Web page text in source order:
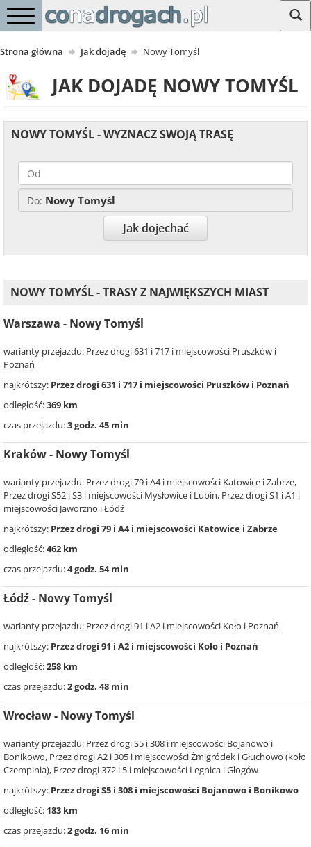
Strona główna Jak dojadę Nowy Tomyśl
JAK DOJADĘ NOWY TOMYŚL
NOWY TOMYŚL - WYZNACZ SWOJĄ TRASĘ
Do: Nowy Tomyśl
Jak dojechać
NOWY TOMYŚL - TRASY Z NAJWIĘKSZYCH MIAST
Warszawa - Nowy Tomyśl
warianty przejazdu: Przez drogi 631 i 717 i miejscowości Pruszków i
Poznań
najkrótszy: Przez drogi 631 i 717 i miejscowości Pruszków i Poznań
odległość:369 km
czas przejazdu:3 godz. 45 min
Kraków - Nowy Tomyśl
warianty przejazdu: Przez drogi 79 i A4 i miejscowości Katowice i Zabrze,
Przez drogi S52 i S3 i miejscowości Mysłowice i Lubin, Przez drogi S1 i A1 i
miejscowości Jaworzno i Łódź
najkrótszy: Przez drogi 79 i A4 i miejscowości Katowice i Zabrze
odległość:462 km
czas przejazdu:4 godz. 54 min
Łódź - Nowy Tomyśl
warianty przejazdu: Przez drogi 91 i A2 i miejscowości Koło i Poznań
najkrótszy: Przez drogi 91 i A2 i miejscowości Koło i Poznań
odległość:258 km
czas przejazdu:2 godz. 48 min
Wrocław - Nowy Tomyśl
warianty przejazdu: Przez drogi S5 i 308 i miejscowości Bojanowo i
Bonikowo, Przez drogi A2 i 305 i miejscowości Żmigródek i Głuchowo (koło
Czempinia), Przez drogi 372 i 5 i miejscowości Legnica i Głogów
najkrótszy: Przez drogi S5 i 308 i miejscowości Bojanowo i Bonikowo
odległość: 183 km
czas przejazdu:2 godz. 16 min